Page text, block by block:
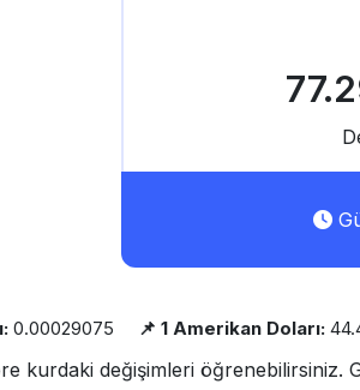
0.00029075 📌 1 Amerikan Doları:
kurdaki değişimleri öğrenebilirsiniz.